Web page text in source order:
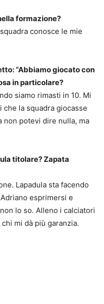
formazione?
conosce le mie
“Abbiamo giocato con
in particolare?
siamo rimasti in 10. Mi
la squadra giocasse
non potevi dire nulla, ma
titolare? Zapata
Lapadula sta facendo
esprimersi e
lo so. Alleno i calciatori
mi dà più garanzia.